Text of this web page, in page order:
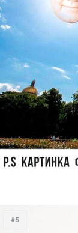
#5